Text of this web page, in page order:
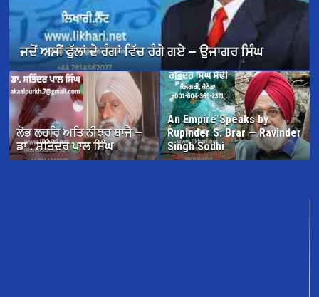
ਜਦੋਂ ਅਸੀਂ ਫੁੱਲਾਂ ਦੇ ਰੰਗਾਂ ਵਿੱਚ ਰੰਗੇ ਗਏ — ਉਜਾਗਰ ਸਿੰਘ
ਲੋਭ ਲਹਰਿ ਅਤਿ ਨੀਝਰ ਬਾਜੈ —
ਡਾ . ਸਤਿੰਦਰ ਪਾਲ ਸਿੰਘ
An Empire Speaks by
Rupinder S. Brar — Ravinder
Singh Sodhi